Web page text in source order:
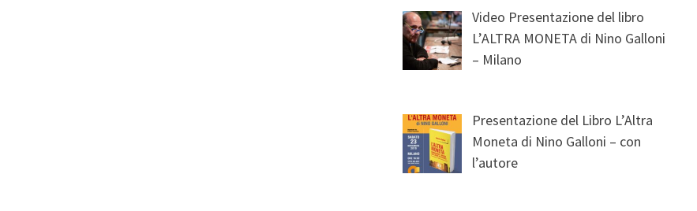
Video Presentazione del libro
L’ALTRA MONETA di Nino Galloni
– Milano
Presentazione del Libro L’Altra
Moneta di Nino Galloni – con
l’autore